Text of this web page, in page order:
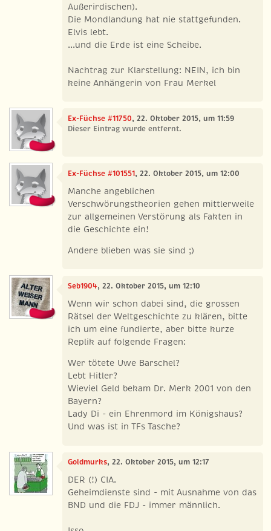
Außerirdischen).
Die Mondlandung hat nie stattgefunden.
Elvis lebt.
...und die Erde ist eine Scheibe.
Nachtrag zur Klarstellung: NEIN, ich bin
keine Anhängerin von Frau Merkel
Ex-Füchse #11750, 22. Oktober 2015, um 11:59
Dieser Eintrag wurde entfernt.
Ex-Füchse #101551, 22. Oktober 2015, um 12:00
Manche angeblichen
Verschwörungstheorien gehen mittlerweile
zur allgemeinen Verstörung als Fakten in
die Geschichte ein!
Andere blieben was sie sind ;)
Seb1904, 22. Oktober 2015, um 12:10
Wenn wir schon dabei sind, die grossen
Rätsel der Weltgeschichte zu klären, bitte
ich um eine fundierte, aber bitte kurze
Replik auf folgende Fragen:
Wer tötete Uwe Barschel?
Lebt Hitler?
Wieviel Geld bekam Dr. Merk 2001 von den
Bayern?
Lady Di - ein Ehrenmord im Königshaus?
Und was ist in TFs Tasche?
Goldmurks, 22. Oktober 2015, um 12:17
DER (!) CIA.
Geheimdienste sind - mit Ausnahme von das
BND und die FDJ - immer männlich.